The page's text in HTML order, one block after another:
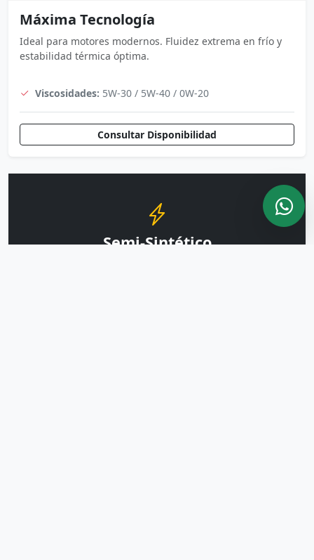
Máxima Tecnología
Ideal para motores modernos. Fluidez extrema en frío y
estabilidad térmica óptima.
Viscosidades: 5W-30 / 5W-40 / 0W-20
Consultar Disponibilidad
Semi-Sintético